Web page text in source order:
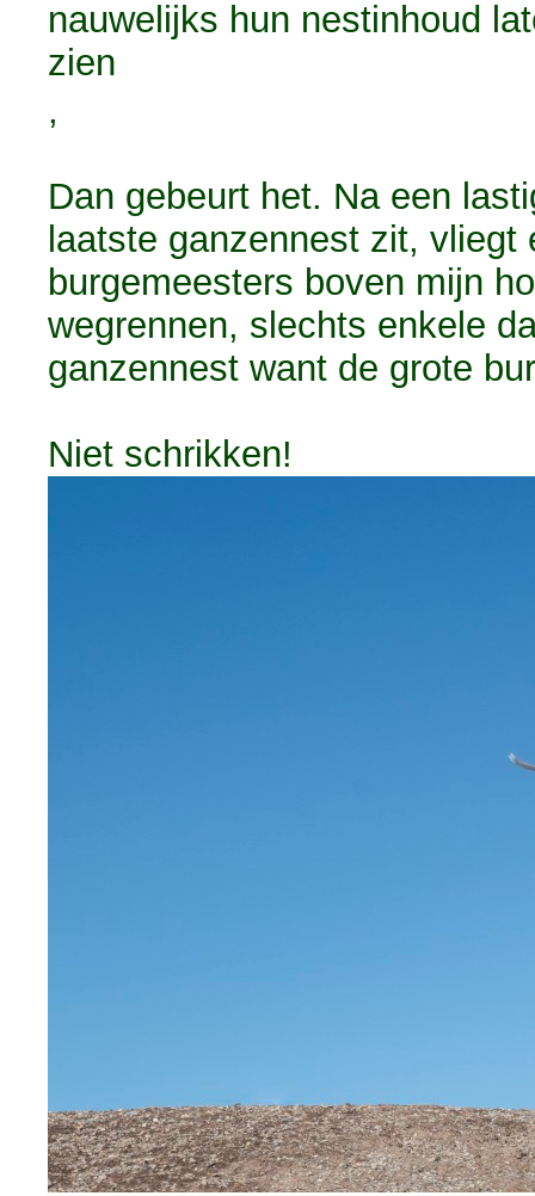
nauwelijks hun nestinhoud
zien
,
Dan gebeurt het. Na een
laatste ganzennest zit,
burgemeesters boven mijn
wegrennen, slechts enkele
ganzennest want de grote
Niet schrikken!